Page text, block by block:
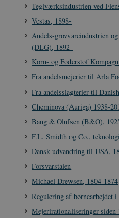
Teglværksindustrien ved
Vestas, 1898-
Andels-grovvareindustrien
(DLG), 1892-
Korn- og Foderstof
Fra andelsmejerier til Arla
Fra andelsslagterier til
Cheminova (Auriga) 1938-
Bang & Olufsen (B&O),
F.L. Smidth og Co.,
Dansk udvandring til USA,
Forsvarstalen
Michael Drewsen, 1804-1874
Regulering af børnearbejdet
Mejerirationaliseringer siden